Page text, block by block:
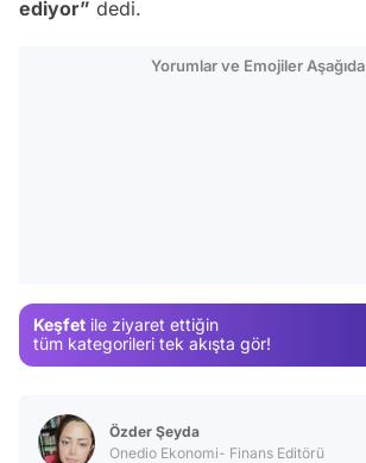
ediyor” dedi.
Yorumlar ve Emojiler Aşağıda
Keşfet ile ziyaret ettiğin
tüm kategorileri tek akışta gör!
Özder Şeyda
Onedio Ekonomi- Finans Editörü